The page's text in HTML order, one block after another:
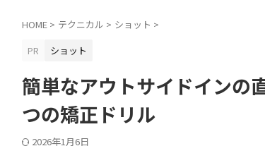
HOME > テクニカル > ショット >
PR
ショット
簡単なアウトサイドインの
つの矯正ドリル
2026年1月6日